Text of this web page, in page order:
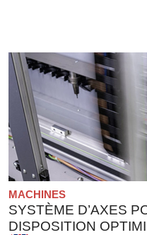
MACHINES
SYSTÈME D’AXES
DISPOSITION